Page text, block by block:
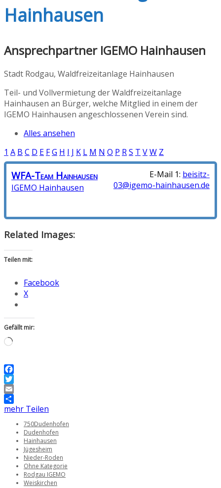
Hainhausen
Ansprechpartner IGEMO Hainhausen
Stadt Rodgau, Waldfreizeitanlage Hainhausen
Teil- und Vollvermietung der Waldfreizeitanlage
Hainhausen an Bürger, welche Mitglied in einem der
IGEMO Hainhausen angeschlossenen Verein sind.
Alles ansehen
1 A B C D E FG H I J K L M N O P RS T VW Z
WFA-Team Hainhausen
IGEMO Hainhausen
E-Mail 1: beisitz-
03@igemo-hainhausen.de
Related Images:
Teilen mit:
Facebook
X
Gefällt mir:
Wird
Facebook
Twitter
Email
mehr Teilen
750Dudenhofen
Dudenhofen
Hainhausen
Jügesheim
Nieder-Roden
Ohne Kategorie
Rodgau IGEMO
Weiskirchen